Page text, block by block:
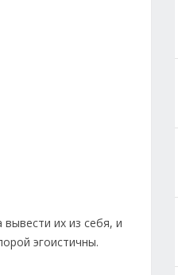
их из себя, и
эгоистичны.